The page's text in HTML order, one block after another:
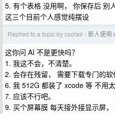
5. 有个表格 没用啊， 你保存后 别
这三个目前个人感觉纯摆设
Replied to a topic by coolair › 新人使用
这你问 AI 不是更快吗？
1. 我这不会，不清楚。
2. 会存在残留， 需要下载专门的软
6. 我 512G 都装了 xcode 等 不用太
7. 应该不行吧。
9. 买个屏幕膜 每天接外接显示屏，